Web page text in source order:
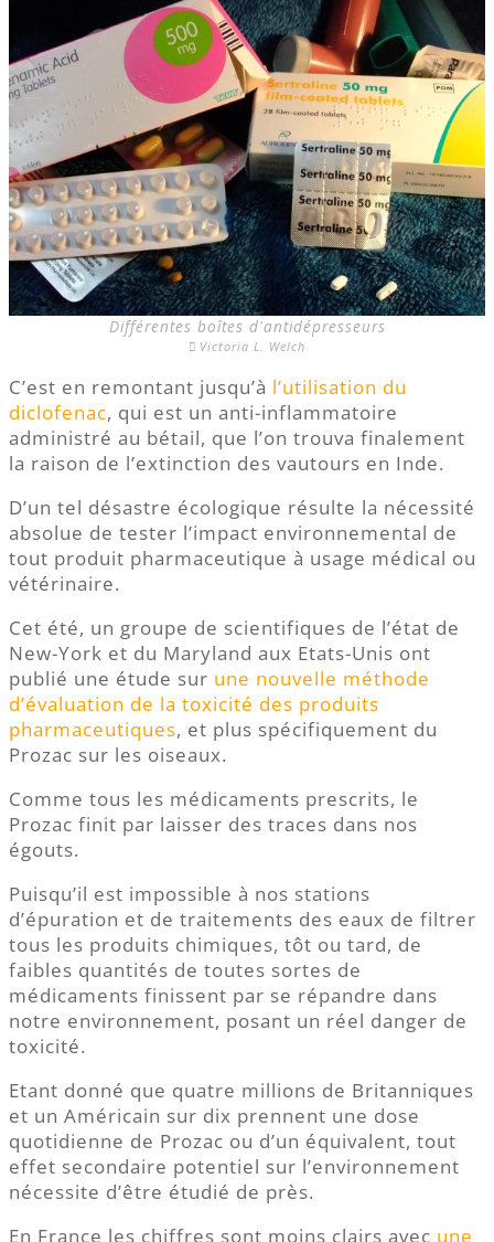
Différentes boîtes d'antidépresseurs
Victoria L. Welch
C’est en remontant jusqu’à l’utilisation du
diclofenac, qui est un anti-inflammatoire
administré au bétail, que l’on trouva finalement
la raison de l’extinction des vautours en Inde.
D’un tel désastre écologique résulte la nécessité
absolue de tester l’impact environnemental de
tout produit pharmaceutique à usage médical ou
vétérinaire.
Cet été, un groupe de scientifiques de l’état de
New-York et du Maryland aux Etats-Unis ont
publié une étude sur une nouvelle méthode
d’évaluation de la toxicité des produits
pharmaceutiques, et plus spécifiquement du
Prozac sur les oiseaux.
Comme tous les médicaments prescrits, le
Prozac finit par laisser des traces dans nos
égouts.
Puisqu’il est impossible à nos stations
d’épuration et de traitements des eaux de filtrer
tous les produits chimiques, tôt ou tard, de
faibles quantités de toutes sortes de
médicaments finissent par se répandre dans
notre environnement, posant un réel danger de
toxicité.
Etant donné que quatre millions de Britanniques
et un Américain sur dix prennent une dose
quotidienne de Prozac ou d’un équivalent, tout
effet secondaire potentiel sur l’environnement
nécessite d’être étudié de près.
En France les chiffres sont moins clairs avec une